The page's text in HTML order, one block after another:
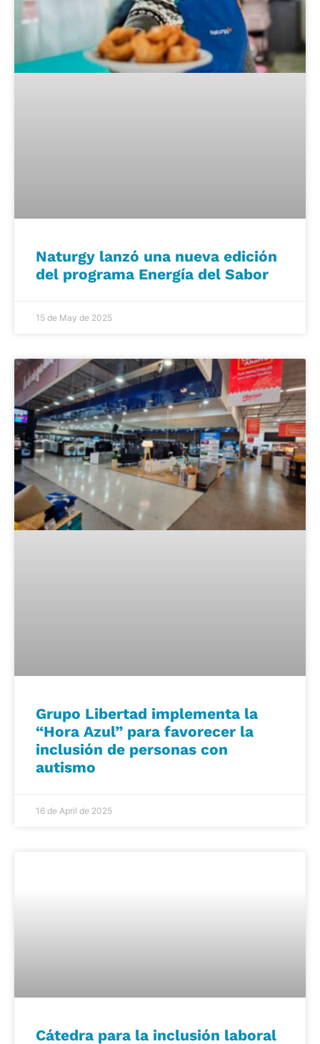
Naturgy lanzó una nueva edición
del programa Energía del Sabor
15 de May de 2025
Grupo Libertad implementa la
“Hora Azul” para favorecer la
inclusión de personas con
autismo
16 de April de 2025
Cátedra para la inclusión laboral